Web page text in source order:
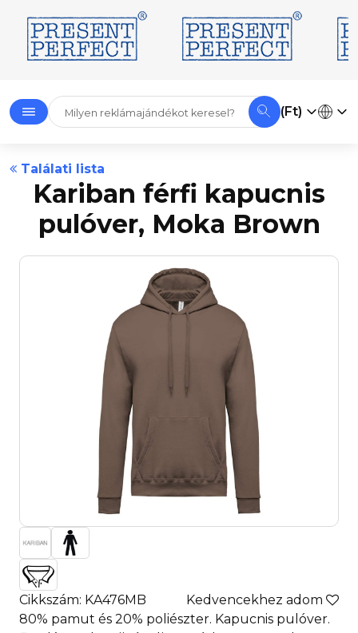
(Ft)
Találati lista
Kariban férfi kapucnis
pulóver, Moka Brown
Cikkszám: KA476MB
Kedvencekhez adom
80% pamut és 20% poliészter. Kapucnis pulóver.